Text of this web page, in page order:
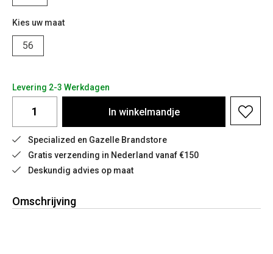
Kies uw maat
56
Levering 2-3 Werkdagen
In winkelmandje
Specialized en Gazelle Brandstore
Gratis verzending in Nederland vanaf €150
Deskundig advies op maat
Omschrijving